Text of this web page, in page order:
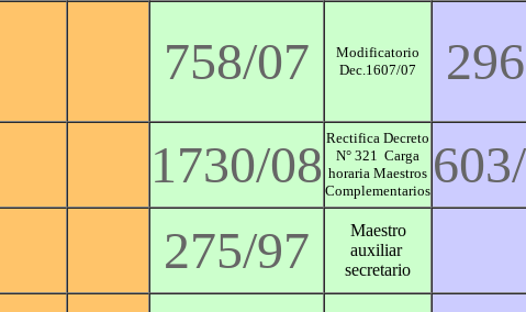
758/07
Modificatorio
Dec.1607/07
1730/08 Rectifica Decreto
N° 321 Carga
horaria Maestros
Complementarios
275/97
Maestro
auxiliar
secretario